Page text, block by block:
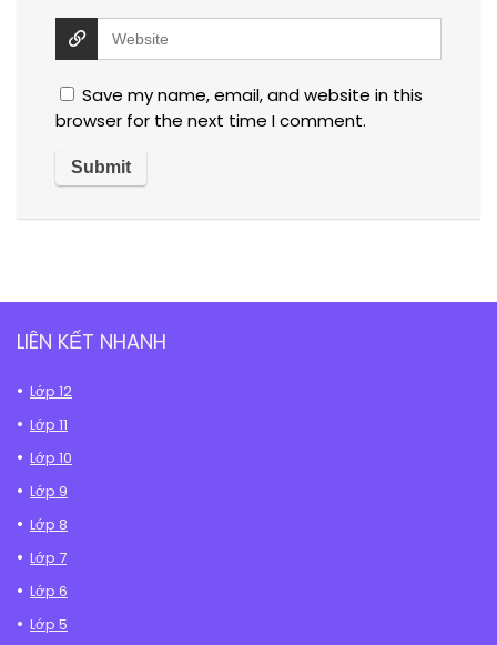
Save my name, email, and website in this
browser for the next time I comment.
LIÊN KẾT NHANH
Lớp 12
Lớp 11
Lớp 10
Lớp 9
Lớp 8
Lớp 7
Lớp 6
Lớp 5